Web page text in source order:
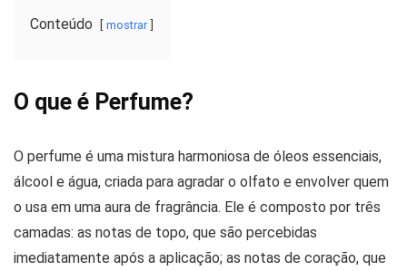
Conteúdo mostrar
O que é Perfume?
O perfume é uma mistura harmoniosa de óleos essenciais,
álcool e água, criada para agradar o olfato e envolver quem
o usa em uma aura de fragrância. Ele é composto por três
camadas: as notas de topo, que são percebidas
imediatamente após a aplicação; as notas de coração, que